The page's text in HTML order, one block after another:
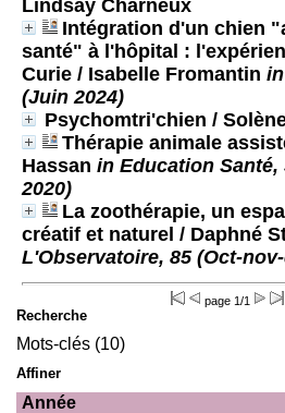
Lindsay Charneux
Intégration d'un chien
santé" à l'hôpital :
Curie / Isabelle Fromantin
(Juin 2024)
Psychomtri'chien /
Thérapie animale
Hassan in Education Santé,
2020)
La zoothérapie, un
créatif et naturel / Daphné
L'Observatoire, 85 (Oct-
page 1/1
Recherche
Mots-clés (10)
Affiner
Année